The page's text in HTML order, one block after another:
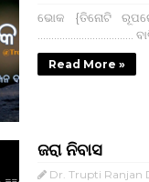
ଭୋକ {ତିନୋଟି ରୂପରେ,
…................................
Read More »
ଜରା ନିବାସ
Dr. Trupti Ranjan